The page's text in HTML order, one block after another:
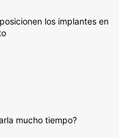
los implantes en
mucho tiempo?